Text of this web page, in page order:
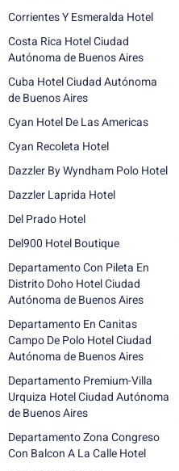
Corrientes Y Esmeralda Hotel
Costa Rica Hotel Ciudad
Autónoma de Buenos Aires
Cuba Hotel Ciudad Autónoma
de Buenos Aires
Cyan Hotel De Las Americas
Cyan Recoleta Hotel
Dazzler By Wyndham Polo Hotel
Dazzler Laprida Hotel
Del Prado Hotel
Del900 Hotel Boutique
Departamento Con Pileta En
Distrito Doho Hotel Ciudad
Autónoma de Buenos Aires
Departamento En Canitas
Campo De Polo Hotel Ciudad
Autónoma de Buenos Aires
Departamento Premium-Villa
Urquiza Hotel Ciudad Autónoma
de Buenos Aires
Departamento Zona Congreso
Con Balcon A La Calle Hotel